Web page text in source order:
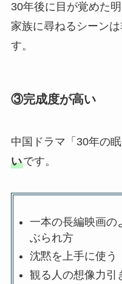
30年後に目が覚めた
家族に尋ねるシーン
す。
③完成度が高い
中国ドラマ「30年の
いです。
一本の長編映画の
ぶられ方
沈黙を上手に使う
観る人の想像力引